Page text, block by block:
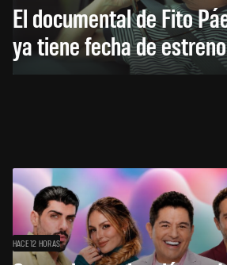
El documental de Fito
ya tiene fecha de
HACE 12 HORAS